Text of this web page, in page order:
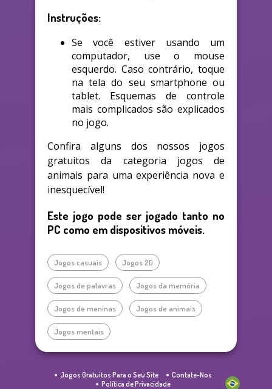
Instruções:
Se você estiver usando um
computador, use o mouse
esquerdo. Caso contrário, toque
na tela do seu smartphone ou
tablet. Esquemas de controle
mais complicados são explicados
no jogo.
Confira alguns dos nossos jogos
gratuitos da categoria jogos de
animais para uma experiência nova e
inesquecível!
Este jogo pode ser jogado tanto no
PC como em dispositivos móveis.
Jogos casuais Jogos 2D
Jogos de palavras Jogos da memória
Jogos de meninas Jogos de animais
Jogos mentais
Jogos Gratuitos Para o Seu Site
Contate-Nos
Política de Privacidade